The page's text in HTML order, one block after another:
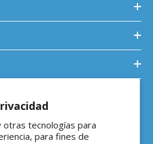
otras tecnologías para
para fines de